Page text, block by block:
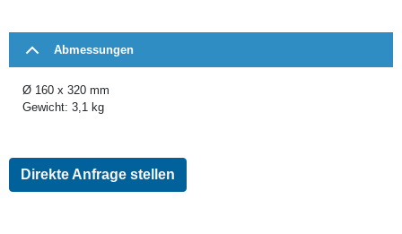
Abmessungen
Ø 160 x 320 mm
Gewicht: 3,1 kg
Direkte Anfrage stellen